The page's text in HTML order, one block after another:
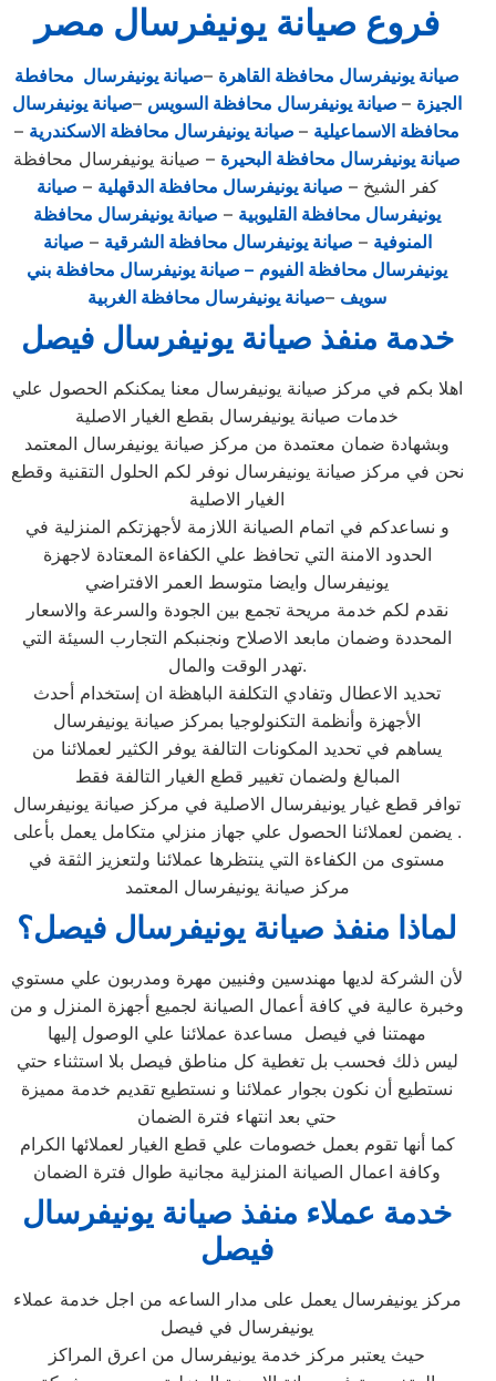
فروع صيانة يونيفرسال مصر
صيانة يونيفرسال محافظة القاهرة –صيانة يونيفرسال محافطة
الجيزة – صيانة يونيفرسال محافظة السويس –صيانة يونيفرسال
محافظة الاسماعيلية – صيانة يونيفرسال محافظة الاسكندرية –
صيانة يونيفرسال محافظة البحيرة – صيانة يونيفرسال محافظة
كفر الشيخ – صيانة يونيفرسال محافظة الدقهلية – صيانة
يونيفرسال محافظة القليوبية – صيانة يونيفرسال محافظة
المنوفية – صيانة يونيفرسال محافظة الشرقية – صيانة
يونيفرسال محافظة الفيوم – صيانة يونيفرسال محافظة بني
سويف –صيانة يونيفرسال محافظة الغربية
خدمة منفذ صيانة يونيفرسال فيصل
اهلا بكم في مركز صيانة يونيفرسال معنا يمكنكم الحصول علي
خدمات صيانة يونيفرسال بقطع الغيار الاصلية
وبشهادة ضمان معتمدة من مركز صيانة يونيفرسال المعتمد
نحن في مركز صيانة يونيفرسال نوفر لكم الحلول التقنية وقطع
الغيار الاصلية
و نساعدكم في اتمام الصيانة اللازمة لأجهزتكم المنزلية في
الحدود الامنة التي تحافظ علي الكفاءة المعتادة لاجهزة
يونيفرسال وايضا متوسط العمر الافتراضي
نقدم لكم خدمة مريحة تجمع بين الجودة والسرعة والاسعار
المحددة وضمان مابعد الاصلاح ونجنبكم التجارب السيئة التي
تهدر الوقت والمال.
تحديد الاعطال وتفادي التكلفة الباهظة ان إستخدام أحدث
الأجهزة وأنظمة التكنولوجيا بمركز صيانة يونيفرسال
يساهم في تحديد المكونات التالفة يوفر الكثير لعملائنا من
المبالغ ولضمان تغيير قطع الغيار التالفة فقط
توافر قطع غيار يونيفرسال الاصلية في مركز صيانة يونيفرسال
. يضمن لعملائنا الحصول علي جهاز منزلي متكامل يعمل بأعلى
مستوى من الكفاءة التي ينتظرها عملائنا ولتعزيز الثقة في
مركز صيانة يونيفرسال المعتمد
لماذا منفذ صيانة يونيفرسال فيصل؟
لأن الشركة لديها مهندسين وفنيين مهرة ومدربون علي مستوي
وخبرة عالية في كافة أعمال الصيانة لجميع أجهزة المنزل و من
مهمتنا في فيصل مساعدة عملائنا علي الوصول إليها
ليس ذلك فحسب بل تغطية كل مناطق فيصل بلا استثناء حتي
نستطيع أن نكون بجوار عملائنا و نستطيع تقديم خدمة مميزة
حتي بعد انتهاء فترة الضمان
كما أنها تقوم بعمل خصومات علي قطع الغيار لعملائها الكرام
وكافة اعمال الصيانة المنزلية مجانية طوال فترة الضمان
خدمة عملاء منفذ صيانة يونيفرسال
فيصل
مركز يونيفرسال يعمل على مدار الساعه من اجل خدمة عملاء
يونيفرسال في فيصل
حيث يعتبر مركز خدمة يونيفرسال من اعرق المراكز